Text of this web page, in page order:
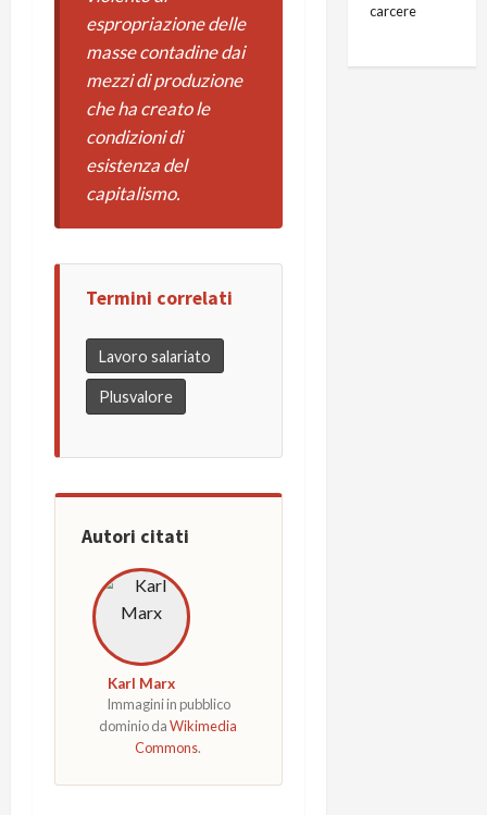
espropriazione delle
masse contadine dai
mezzi di produzione
che ha creato le
condizioni di
esistenza del
capitalismo.
Termini correlati
Lavoro salariato
Plusvalore
Autori citati
Karl Marx
Immagini in pubblico
dominio daWikimedia
Commons.
carcere